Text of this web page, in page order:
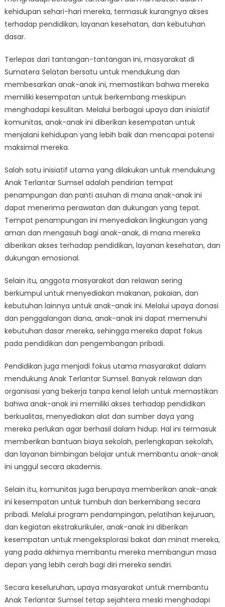
Berkembang
Meski
kehidupan sehari-hari mereka, termasuk kurangnya akses
terhadap pendidikan, layanan kesehatan, dan kebutuhan
dasar.
Terlepas dari tantangan-tantangan ini, masyarakat di
Sumatera Selatan bersatu untuk mendukung dan
membesarkan anak-anak ini, memastikan bahwa mereka
memiliki kesempatan untuk berkembang meskipun
menghadapi kesulitan. Melalui berbagai upaya dan inisiatif
komunitas, anak-anak ini diberikan kesempatan untuk
menjalani kehidupan yang lebih baik dan mencapai potensi
maksimal mereka.
Salah satu inisiatif utama yang dilakukan untuk mendukung
Anak Terlantar Sumsel adalah pendirian tempat
penampungan dan panti asuhan di mana anak-anak ini
dapat menerima perawatan dan dukungan yang tepat.
Tempat penampungan ini menyediakan lingkungan yang
aman dan mengasuh bagi anak-anak, di mana mereka
diberikan akses terhadap pendidikan, layanan kesehatan, dan
dukungan emosional.
Selain itu, anggota masyarakat dan relawan sering
berkumpul untuk menyediakan makanan, pakaian, dan
kebutuhan lainnya untuk anak-anak ini. Melalui upaya donasi
dan penggalangan dana, anak-anak ini dapat memenuhi
kebutuhan dasar mereka, sehingga mereka dapat fokus
pada pendidikan dan pengembangan pribadi.
Pendidikan juga menjadi fokus utama masyarakat dalam
mendukung Anak Terlantar Sumsel. Banyak relawan dan
organisasi yang bekerja tanpa kenal lelah untuk memastikan
bahwa anak-anak ini memiliki akses terhadap pendidikan
berkualitas, menyediakan alat dan sumber daya yang
mereka perlukan agar berhasil dalam hidup. Hal ini termasuk
memberikan bantuan biaya sekolah, perlengkapan sekolah,
dan layanan bimbingan belajar untuk membantu anak-anak
ini unggul secara akademis.
Selain itu, komunitas juga berupaya memberikan anak-anak
ini kesempatan untuk tumbuh dan berkembang secara
pribadi. Melalui program pendampingan, pelatihan kejuruan,
dan kegiatan ekstrakurikuler, anak-anak ini diberikan
kesempatan untuk mengeksplorasi bakat dan minat mereka,
yang pada akhirnya membantu mereka membangun masa
depan yang lebih cerah bagi diri mereka sendiri.
Secara keseluruhan, upaya masyarakat untuk membantu
Anak Terlantar Sumsel tetap sejahtera meski menghadapi